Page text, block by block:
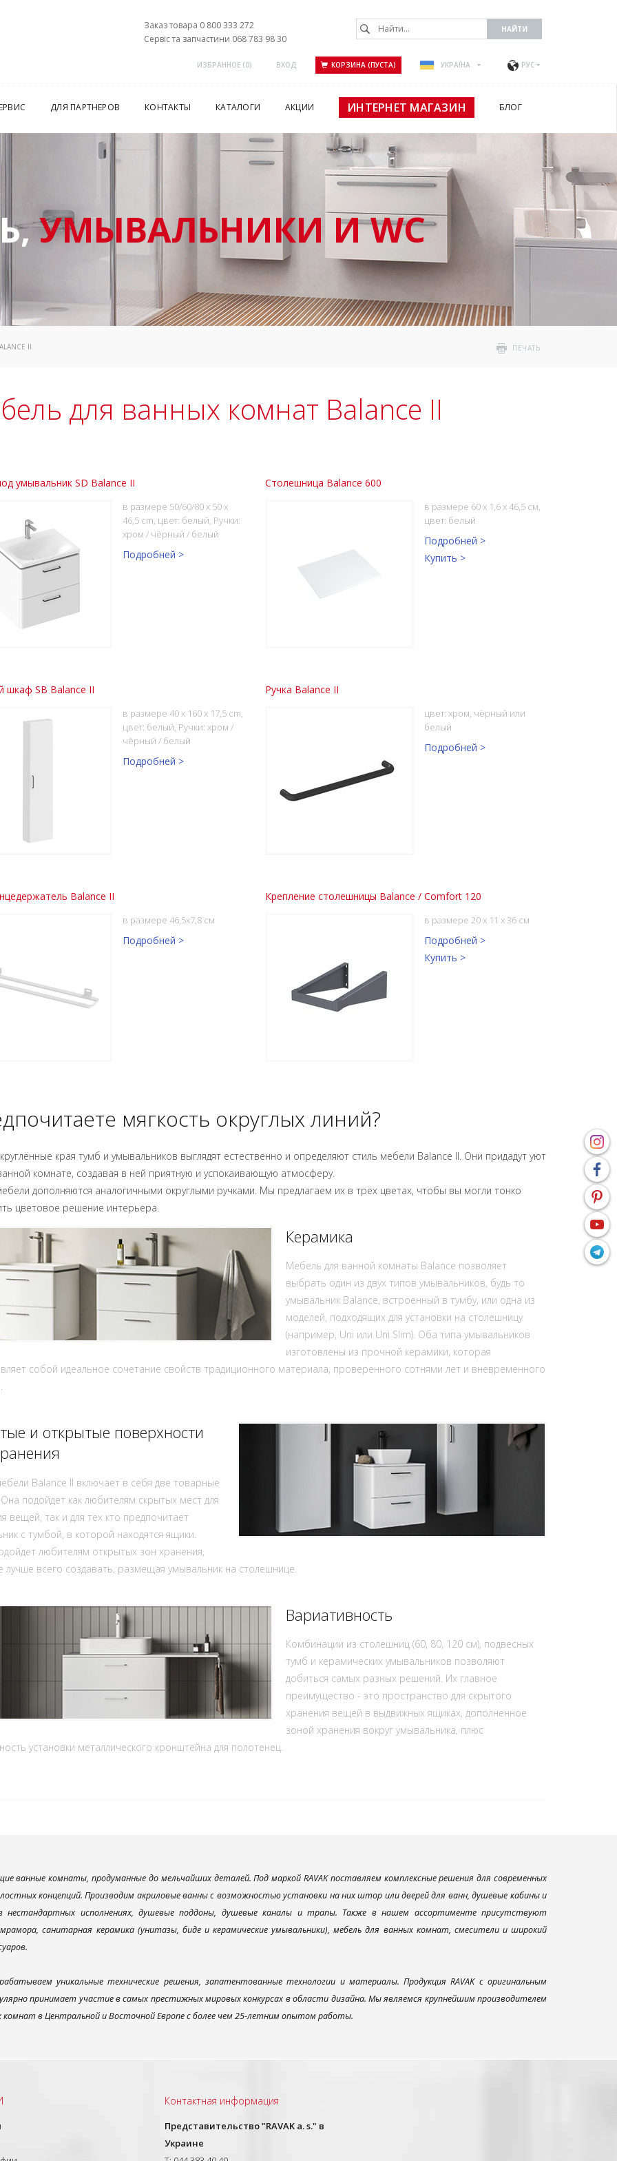
Заказ товара 0 800 333 272
Сервіс та запчастини 068 783 98 30
ИЗБРАННОЕ (0) ВХОД КОРЗИНА (ПУСТА) УКРАЇНА РУС
ДЛЯ ПАРТНЕРОВ КОНТАКТЫ КАТАЛОГИ АКЦИИ ИНТЕРНЕТ МАГАЗИН БЛОГ
УМЫВАЛЬНИКИ И WC
ПЕЧАТЬ
II
для ванных комнат Balance II
умывальник SD Balance II
в размере 50/60/80 x 50 x
46,5 cm, цвет: белый, Ручки:
хром / чёрный / белый
Подробней >
Столешница Balance 600
в размере 60 x 1,6 x 46,5 см,
цвет: белый
Подробней >
Купить >
шкаф SB Balance II
в размере 40 x 160 x 17,5 cm,
цвет: белый, Ручки: хром /
чёрный / белый
Подробней >
Ручка Balance II
цвет: хром, чёрный или
белый
Подробней >
Balance II
в размере 46,5x7,8 см
Подробней >
Крепление столешницы Balance / Comfort 120
в размере 20 x 11 x 36 см
Подробней >
Купить >
мягкость округлых линий?
края тумб и умывальников выглядят естественно и определяют стиль мебели Balance II. Они придадут уют
комнате, создавая в ней приятную и успокаивающую атмосферу.
дополняются аналогичными округлыми ручками. Мы предлагаем их в трёх цветах, чтобы вы могли тонко
цветовое решение интерьера.
Керамика
Мебель для ванной комнаты Balance позволяет
выбрать один из двух типов умывальников, будь то
умывальник Balance, встроенный в тумбу, или одна из
моделей, подходящих для установки на столешницу
(например, Uni или Uni Slim). Оба типа умывальников
изготовлены из прочной керамики, которая
собой идеальное сочетание свойств традиционного материала, проверенного сотнями лет и вневременного
и открытые поверхности
Balance II включает в себя две товарные
подойдет как любителям скрытых мест для
вещей, так и для тех кто предпочитает
с тумбой, в которой находятся ящики.
любителям открытых зон хранения,
лучше всего создавать, размещая умывальник на столешнице.
Вариативность
Комбинации из столешниц (60, 80, 120 см), подвесных
тумб и керамических умывальников позволяют
добиться самых разных решений. Их главное
преимущество - это пространство для скрытого
хранения вещей в выдвижных ящиках, дополненное
зоной хранения вокруг умывальника, плюс
установки металлического кронштейна для полотенец.
ванные комнаты, продуманные до мельчайших деталей. Под маркой RAVAK поставляем комплексные решения для современных
концепций. Производим акриловые ванны с возможностью установки на них штор или дверей для ванн, душевые кабины и
исполнениях, душевые поддоны, душевые каналы и трапы. Также в нашем ассортименте присутствуют
санитарная керамика (унитазы, биде и керамические умывальники), мебель для ванных комнат, смесители и широкий
уникальные технические решения, запатентованные технологии и материалы. Продукция RAVAK с оригинальным
принимает участие в самых престижных мировых конкурсах в области дизайна. Мы являемся крупнейшим производителем
комнат в Центральной и Восточной Европе с более чем 25-летним опытом работы.
Контактная информация
Представительство "RAVAK a. s." в
Украине